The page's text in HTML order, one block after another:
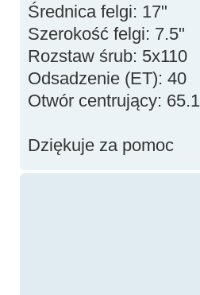
Średnica felgi: 17"
Szerokość felgi: 7.5"
Rozstaw śrub: 5x110
Odsadzenie (ET): 40
Otwór centrujący: 65.1
Dziękuje za pomoc